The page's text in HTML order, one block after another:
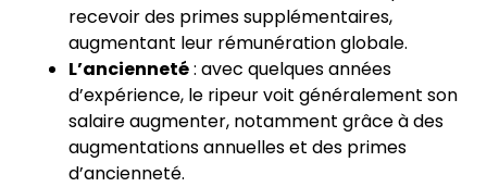
recevoir des primes supplémentaires,
augmentant leur rémunération globale.
L’ancienneté: avec quelques années
d’expérience, le ripeur voit généralement son
salaire augmenter, notamment grâce à des
augmentations annuelles et des primes
d’ancienneté.